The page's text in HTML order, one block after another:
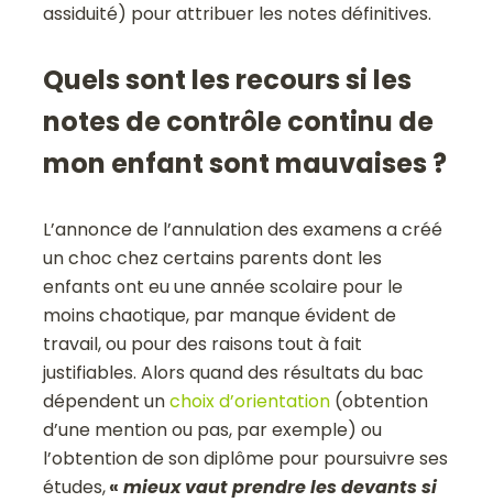
assiduité) pour attribuer les notes définitives.
Quels sont les recours si les
notes de contrôle continu de
mon enfant sont mauvaises ?
L’annonce de l’annulation des examens a créé
un choc chez certains parents dont les
enfants ont eu une année scolaire pour le
moins chaotique, par manque évident de
travail, ou pour des raisons tout à fait
justifiables. Alors quand des résultats du bac
dépendent unchoix d’orientation (obtention
d’une mention ou pas, par exemple) ou
l’obtention de son diplôme pour poursuivre ses
études,« mieux vaut prendre les devants si